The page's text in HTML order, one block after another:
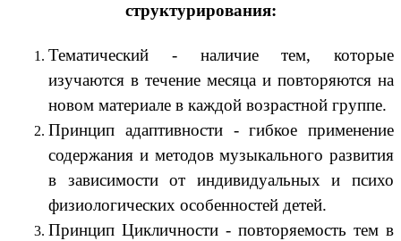
структурирования:
Тематический - наличие тем, которые
изучаются в течение месяца и повторяются на
новом материале в каждой возрастной группе.
Принцип адаптивности - гибкое применение
содержания и методов музыкального развития
в зависимости от индивидуальных и психо
физиологических особенностей детей.
Принцип Цикличности - повторяемость тем в